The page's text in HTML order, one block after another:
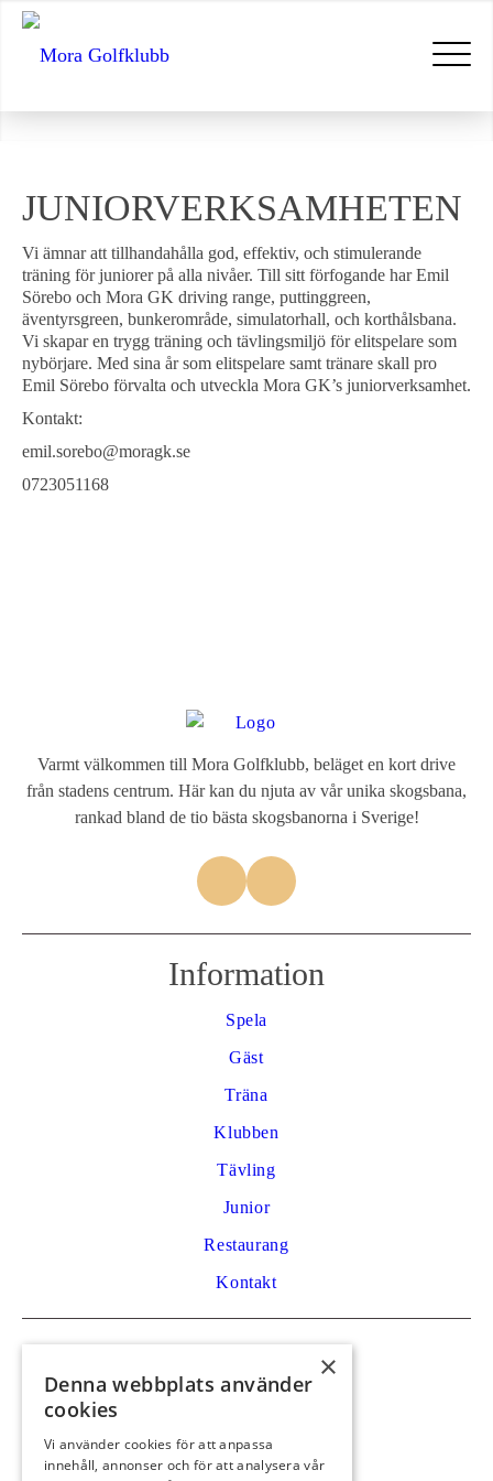
JUNIORVERKSAMHETEN
Vi ämnar att tillhandahålla god, effektiv, och stimulerande
träning för juniorer på alla nivåer. Till sitt förfogande har Emil
Sörebo och Mora GK driving range, puttinggreen,
äventyrsgreen, bunkerområde, simulatorhall, och korthålsbana.
Vi skapar en trygg träning och tävlingsmiljö för elitspelare som
nybörjare. Med sina år som elitspelare samt tränare skall pro
Emil Sörebo förvalta och utveckla Mora GK’s juniorverksamhet.
Kontakt:
emil.sorebo@moragk.se
0723051168
Varmt välkommen till Mora Golfklubb, beläget en kort drive
från stadens centrum. Här kan du njuta av vår unika skogsbana,
rankad bland de tio bästa skogsbanorna i Sverige!
Information
Spela
Gäst
Träna
Klubben
Tävling
Junior
Restaurang
Kontakt
0250 59 29 91
×
Denna webbplats använder
cookies
Vi använder cookies för att anpassa
innehåll, annonser och för att analysera vår